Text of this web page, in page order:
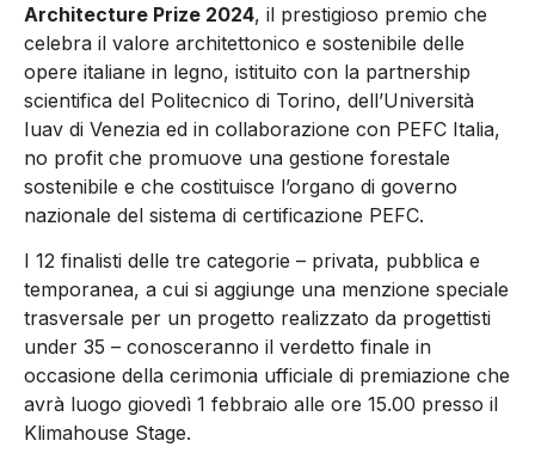
Architecture Prize 2024, il prestigioso premio che
celebra il valore architettonico e sostenibile delle
opere italiane in legno, istituito con la partnership
scientifica del Politecnico di Torino, dell’Università
Iuav di Venezia ed in collaborazione con PEFC Italia,
no profit che promuove una gestione forestale
sostenibile e che costituisce l’organo di governo
nazionale del sistema di certificazione PEFC.
I 12 finalisti delle tre categorie – privata, pubblica e
temporanea, a cui si aggiunge una menzione speciale
trasversale per un progetto realizzato da progettisti
under 35 – conosceranno il verdetto finale in
occasione della cerimonia ufficiale di premiazione che
avrà luogo giovedì 1 febbraio alle ore 15.00 presso il
Klimahouse Stage.